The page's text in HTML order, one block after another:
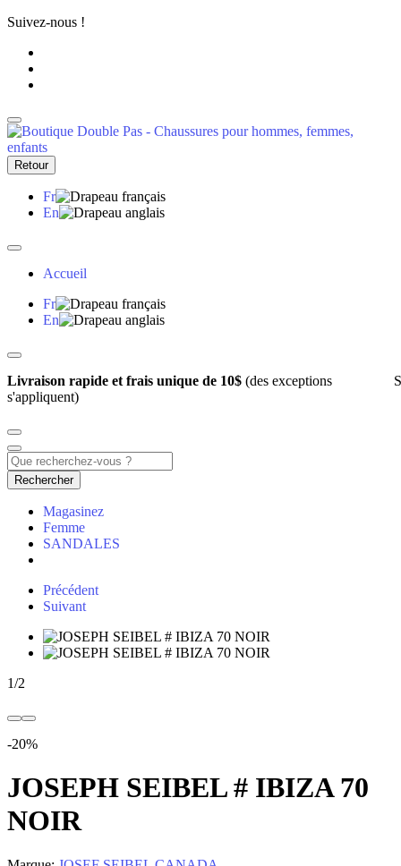
Suivez-nous !
Retour
Fr
En
Accueil
Fr
En
Livraison rapide et frais unique de 10$ (des exceptions
s'appliquent)
Rechercher
Magasinez
Femme
SANDALES
Précédent
Suivant
1/2
-20%
JOSEPH SEIBEL # IBIZA 70
NOIR